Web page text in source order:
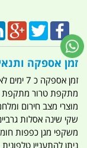
זמן אספקה
זמן
מתקפת טרור מתקפת
מוצרי מצב חירום
שקי שינה אסלות
משקפי מגן כפפות
ניתן להתעניין טלפונית טרם